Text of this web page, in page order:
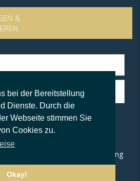
bei der Bereitstellung
Dienste. Durch die
Webseite stimmen Sie
Cookies zu.
Okay!
&
Immobilien Kontor
Widerrufsbelehrung